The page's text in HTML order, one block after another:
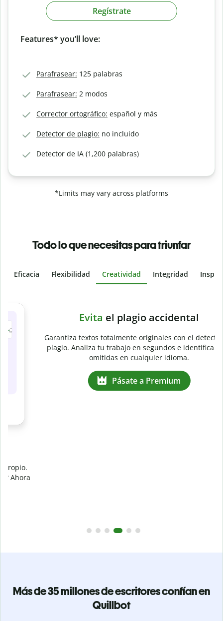
Regístrate
Features* you’ll love:
Parafrasear: 125 palabras
Parafrasear: 2 modos
Corrector ortográfico: español y más
Detector de plagio: no incluido
Detector de IA (1,200 palabras)
*Limits may vary across platforms
Todo lo que necesitas para triunfar
Eficacia Flexibilidad Creatividad Integridad
Slide 4 of 6
Garantiza textos totalmente originales con el detector de
plagio. Analiza tu trabajo en segundos e identifica citas
Más de 35 millones de escritores confían en
Quillbot